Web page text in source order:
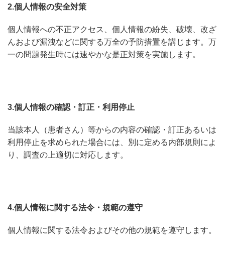
2.個人情報の安全対策
個人情報への不正アクセス、個人情報の紛失、破壊、改ざ
んおよび漏洩などに関する万全の予防措置を講じます。万
一の問題発生時には速やかな是正対策を実施します。
3.個人情報の確認・訂正・利用停止
当該本人（患者さん）等からの内容の確認・訂正あるいは
利用停止を求められた場合には、別に定める内部規則によ
り、調査の上適切に対応します。
4.個人情報に関する法令・規範の遵守
個人情報に関する法令およびその他の規範を遵守します。